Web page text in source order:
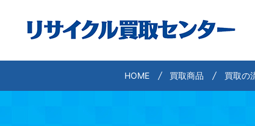
HOME 買取商品 買取の